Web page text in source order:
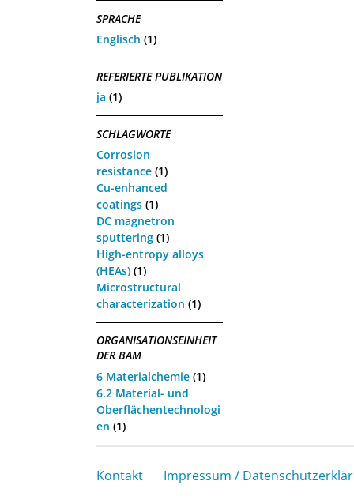
SPRACHE
Englisch (1)
REFERIERTE PUBLIKATION
ja (1)
SCHLAGWORTE
Corrosion
resistance (1)
Cu-enhanced
coatings (1)
DC magnetron
sputtering (1)
High-entropy alloys
(HEAs) (1)
Microstructural
characterization (1)
ORGANISATIONSEINHEIT
DER BAM
6 Materialchemie (1)
6.2 Material- und
Oberflächentechnologi
en (1)
Kontakt Impressum /